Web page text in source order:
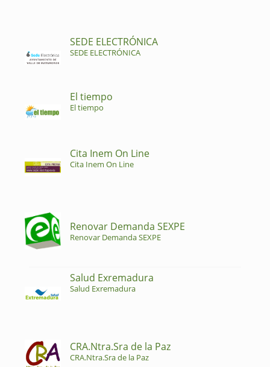
SEDE ELECTRÓNICA
SEDE ELECTRÓNICA
El tiempo
El tiempo
Cita Inem On Line
Cita Inem On Line
Renovar Demanda SEXPE
Renovar Demanda SEXPE
Salud Exremadura
Salud Exremadura
CRA.Ntra.Sra de la Paz
CRA.Ntra.Sra de la Paz